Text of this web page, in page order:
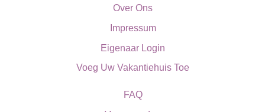
Over Ons
Impressum
Eigenaar Login
Voeg Uw Vakantiehuis Toe
FAQ